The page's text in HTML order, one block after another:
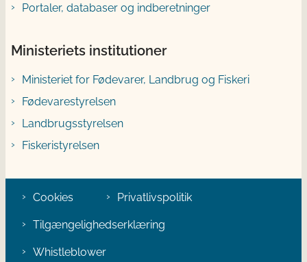
Portaler, databaser og indberetninger
Ministeriets institutioner
Ministeriet for Fødevarer, Landbrug og Fiskeri
Fødevarestyrelsen
Landbrugsstyrelsen
Fiskeristyrelsen
Cookies Privatlivspolitik
Tilgængelighedserklæring
Whistleblower